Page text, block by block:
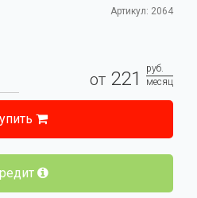
Артикул: 2064
от 221
руб.
месяц